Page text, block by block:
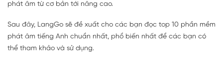
phát âm từ cơ bản tới nâng cao.
Sau đây, LangGo sẽ đề xuất cho các bạn đọc top 10 phần mềm
phát âm tiếng Anh chuẩn nhất, phổ biến nhất để các bạn có
thể tham khảo và sử dụng.